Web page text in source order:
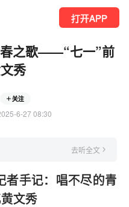
打开APP
春之歌——“七一”前
秀
关注
2025-6-27 08:30
去听全文
者手记：唱不尽的青
文秀